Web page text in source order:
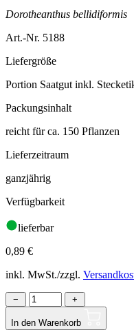
Dorotheanthus bellidiformis
Art.-Nr. 5188
Liefergröße
Portion Saatgut inkl.
Packungsinhalt
reicht für ca. 150 Pflanzen
Lieferzeitraum
ganzjährig
Verfügbarkeit
lieferbar
0,89 €
inkl. MwSt./zzgl.
− +
In den Warenkorb